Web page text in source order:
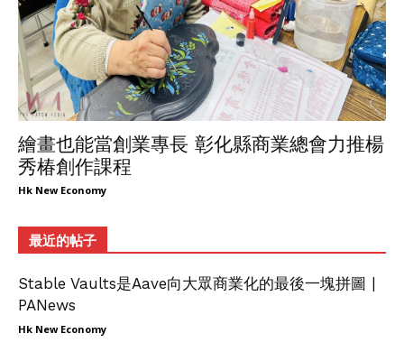
繪畫也能當創業專長 彰化縣商業總會力推楊
秀椿創作課程
Hk New Economy
最近的帖子
Stable Vaults是Aave向大眾商業化的最後一塊拼圖 |
PANews
Hk New Economy